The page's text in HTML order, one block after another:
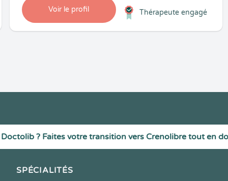
Voir le profil Thérapeute engagé
? Faites votre transition vers Crenolibre tout en
SPÉCIALITÉS